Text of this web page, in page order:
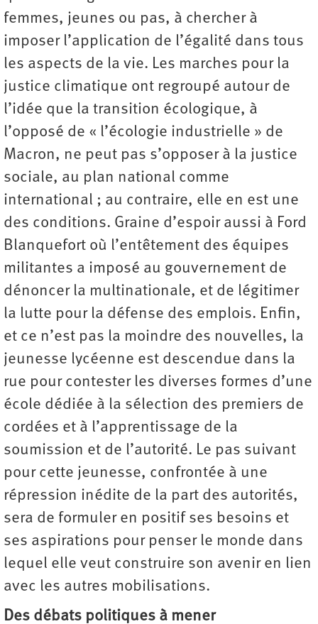
femmes, jeunes ou pas, à chercher à
imposer l’application de l’égalité dans tous
les aspects de la vie. Les marches pour la
justice climatique ont regroupé autour de
l’idée que la transition écologique, à
l’opposé de « l’écologie industrielle » de
Macron, ne peut pas s’opposer à la justice
sociale, au plan national comme
international ; au contraire, elle en est une
des conditions. Graine d’espoir aussi à Ford
Blanquefort où l’entêtement des équipes
militantes a imposé au gouvernement de
dénoncer la multinationale, et de légitimer
la lutte pour la défense des emplois. Enfin,
et ce n’est pas la moindre des nouvelles, la
jeunesse lycéenne est descendue dans la
rue pour contester les diverses formes d’une
école dédiée à la sélection des premiers de
cordées et à l’apprentissage de la
soumission et de l’autorité. Le pas suivant
pour cette jeunesse, confrontée à une
répression inédite de la part des autorités,
sera de formuler en positif ses besoins et
ses aspirations pour penser le monde dans
lequel elle veut construire son avenir en lien
avec les autres mobilisations.
Des débats politiques à mener